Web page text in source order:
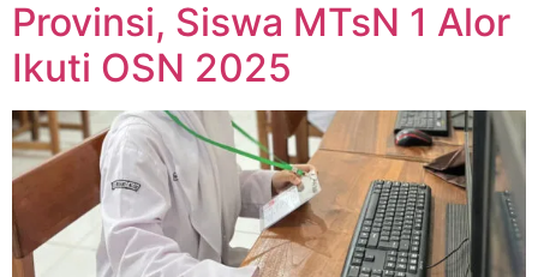
Provinsi, Siswa MTsN 1 Alor
Ikuti OSN 2025